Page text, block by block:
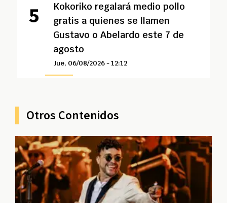
Kokoriko regalará medio pollo
gratis a quienes se llamen
Gustavo o Abelardo este 7 de
agosto
Jue, 06/08/2026 - 12:12
Otros Contenidos